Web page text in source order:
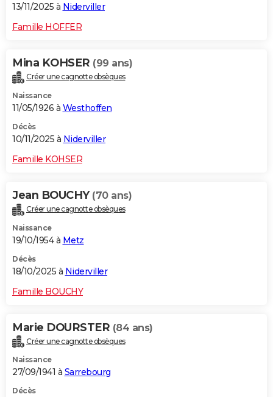
13/11/2025 à Niderviller
Famille HOFFER
Mina KOHSER (99 ans)
Créer une cagnotte obsèques
Naissance
11/05/1926 à Westhoffen
Décès
10/11/2025 à Niderviller
Famille KOHSER
Jean BOUCHY (70 ans)
Créer une cagnotte obsèques
Naissance
19/10/1954 à Metz
Décès
18/10/2025 à Niderviller
Famille BOUCHY
Marie DOURSTER (84 ans)
Créer une cagnotte obsèques
Naissance
27/09/1941 à Sarrebourg
Décès